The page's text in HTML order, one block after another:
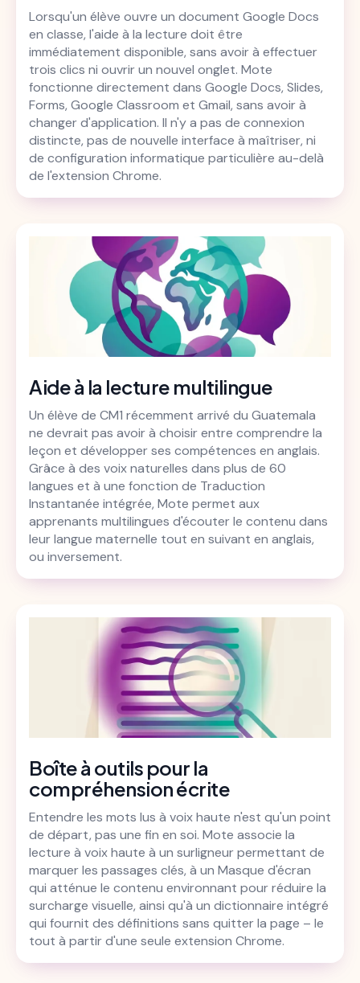
Lorsqu'un élève ouvre un document Google Docs
en classe, l'aide à la lecture doit être
immédiatement disponible, sans avoir à effectuer
trois clics ni ouvrir un nouvel onglet. Mote
fonctionne directement dans Google Docs, Slides,
Forms, Google Classroom et Gmail, sans avoir à
changer d'application. Il n'y a pas de connexion
distincte, pas de nouvelle interface à maîtriser, ni
de configuration informatique particulière au-delà
de l'extension Chrome.
Aide à la lecture multilingue
Un élève de CM1 récemment arrivé du Guatemala
ne devrait pas avoir à choisir entre comprendre la
leçon et développer ses compétences en anglais.
Grâce à des voix naturelles dans plus de 60
langues et à une fonction de Traduction
Instantanée intégrée, Mote permet aux
apprenants multilingues d'écouter le contenu dans
leur langue maternelle tout en suivant en anglais,
ou inversement.
Boîte à outils pour la
compréhension écrite
Entendre les mots lus à voix haute n'est qu'un point
de départ, pas une fin en soi. Mote associe la
lecture à voix haute à un surligneur permettant de
marquer les passages clés, à un Masque d'écran
qui atténue le contenu environnant pour réduire la
surcharge visuelle, ainsi qu'à un dictionnaire intégré
qui fournit des définitions sans quitter la page – le
tout à partir d'une seule extension Chrome.